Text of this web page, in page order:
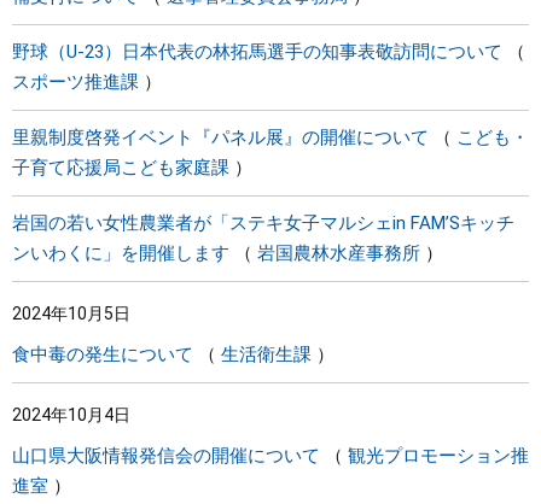
野球（U-23）日本代表の林拓馬選手の知事表敬訪問について
スポーツ推進課
里親制度啓発イベント『パネル展』の開催について
こども・
子育て応援局こども家庭課
岩国の若い女性農業者が「ステキ女子マルシェin FAM’Sキッチ
ンいわくに」を開催します
岩国農林水産事務所
2024年10月5日
食中毒の発生について 生活衛生課
2024年10月4日
山口県大阪情報発信会の開催について
観光プロモーション推
進室